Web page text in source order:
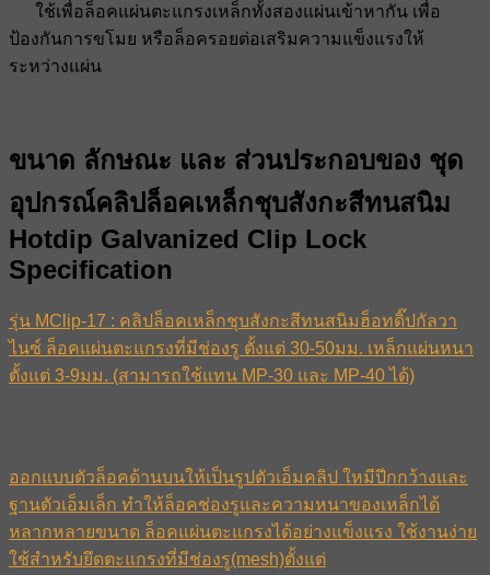
ใช้เพื่อล็อคแผ่นตะแกรงเหล็กทั้งสองแผ่นเข้าหากัน เพื่อ
ป้องกันการขโมย หรือล็อครอยต่อเสริมความแข็งแรงให้
ระหว่างแผ่น
ขนาด ลักษณะ และ ส่วนประกอบของ ชุด
อุปกรณ์คลิปล็อคเหล็กชุบสังกะสีทนสนิม
Hotdip Galvanized Clip Lock
Specification
รุ่น MClip-17 : คลิปล็อคเหล็กชุบสังกะสีทนสนิมฮ็อทดิ๊ปกัลวา
ไนซ์ ล็อคแผ่นตะแกรงที่มีช่องรู ตั้งแต่ 30-50มม. เหล็กแผ่นหนา
ตั้งแต่ 3-9มม. (สามารถใช้แทน MP-30 และ MP-40 ได้)
ออกแบบตัวล็อคด้านบนให้เป็นรูปตัวเอ็มคลิป ใหมีปีกกว้างและ
ฐานตัวเอ็มเล็ก ทำให้ล็อคช่องรูและความหนาของเหล็กได้
หลากหลายขนาด ล็อคแผ่นตะแกรงได้อย่างแข็งแรง ใช้งานง่าย
ใช้สำหรับยึดตะแกรงที่มีช่องรู(mesh)ตั้งแต่